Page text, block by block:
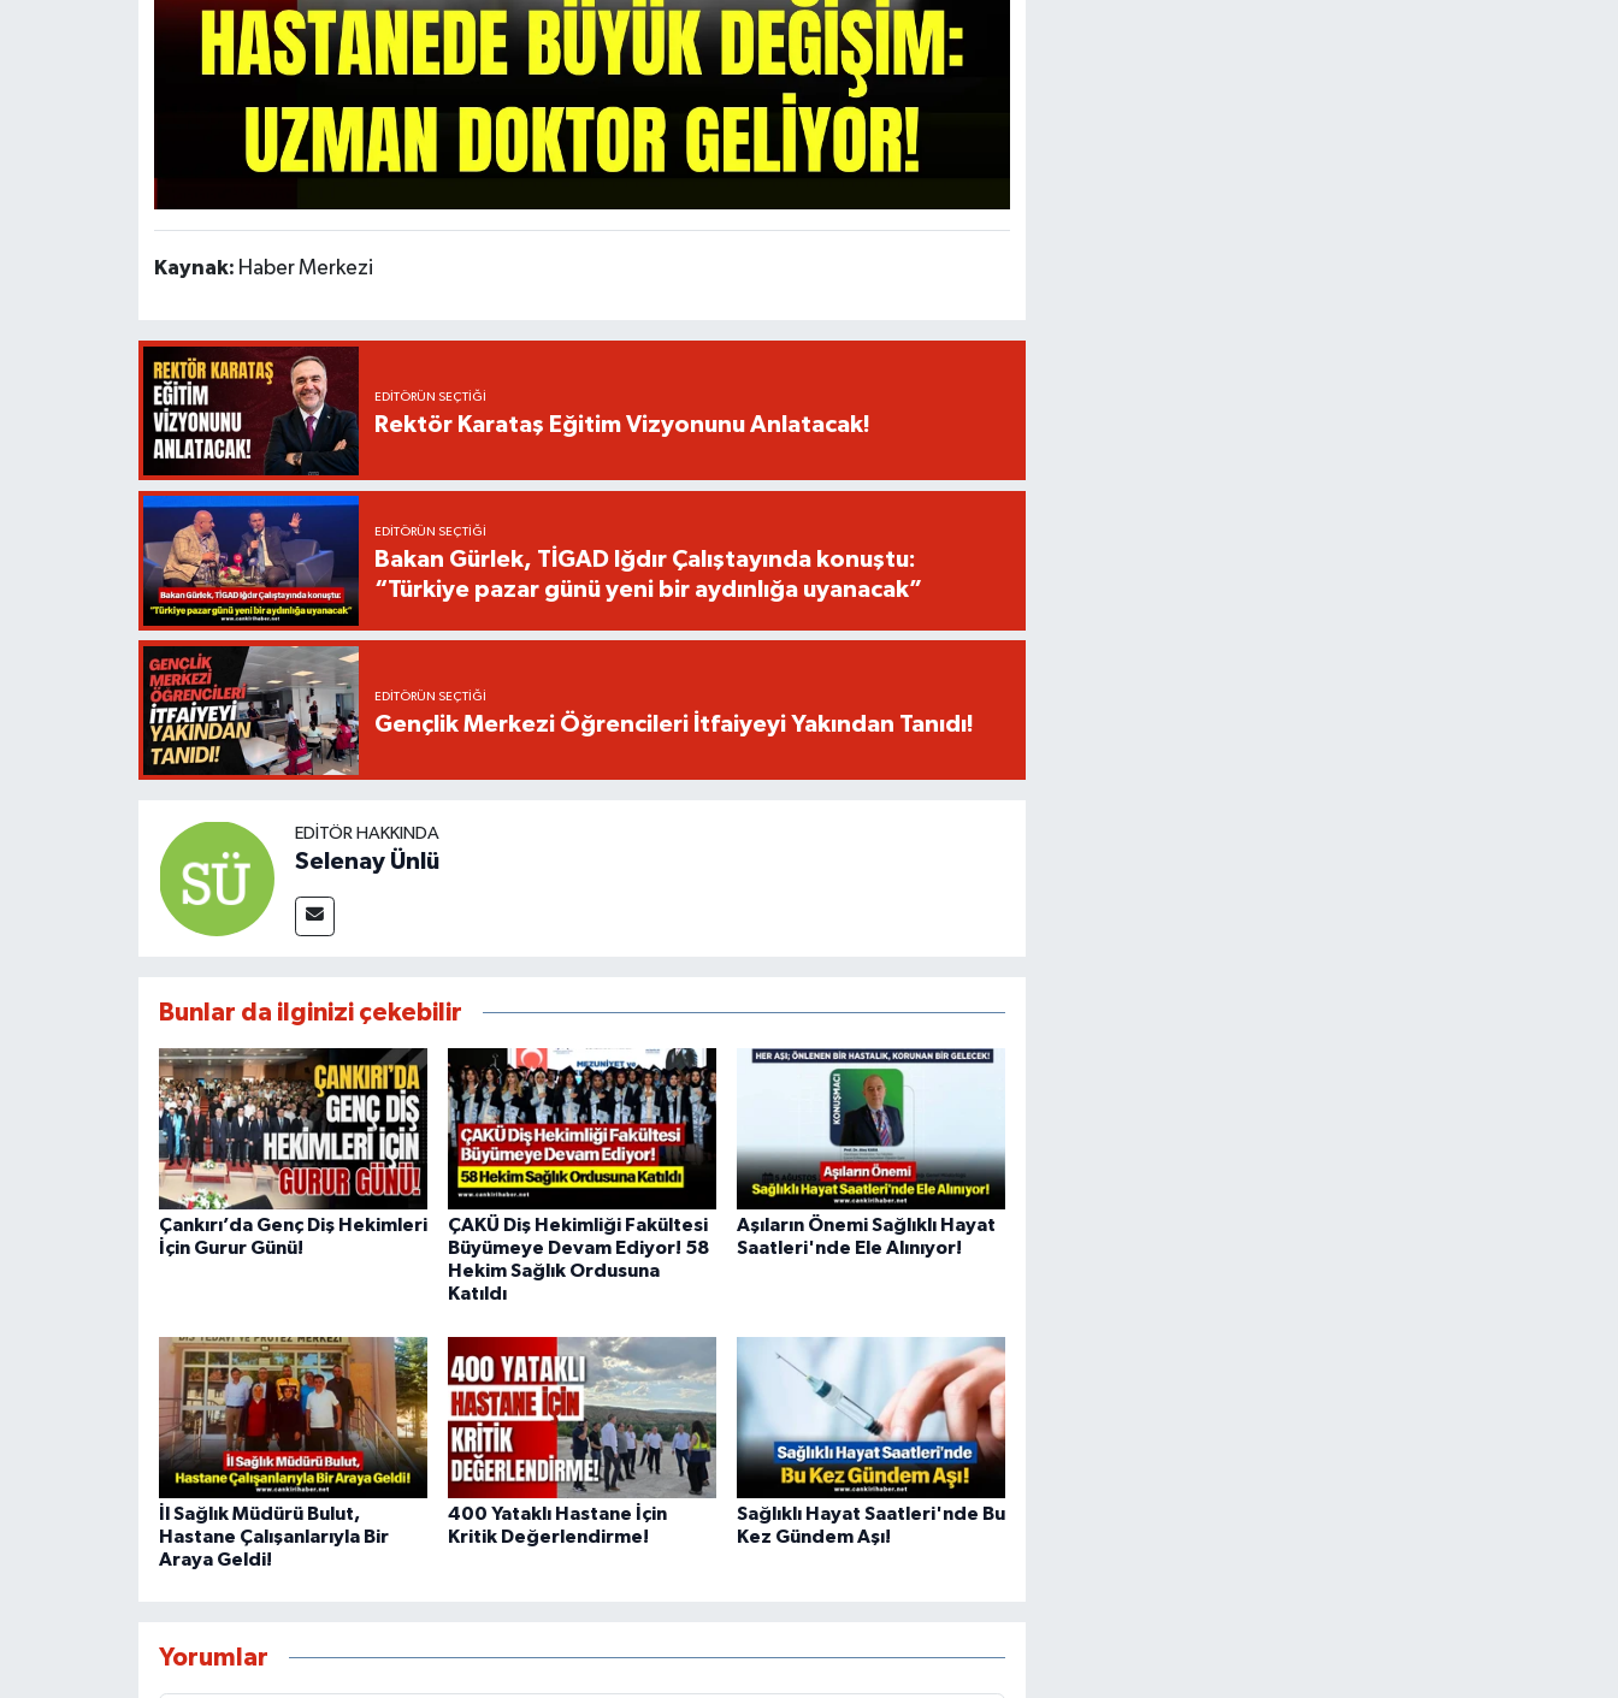
Kaynak: Haber Merkezi
EDITÖRÜN SEÇTIĞI
Rektör Karataş Eğitim Vizyonunu Anlatacak!
EDITÖRÜN SEÇTIĞI
Bakan Gürlek, TİGAD Iğdır Çalıştayında konuştu:
“Türkiye pazar günü yeni bir aydınlığa uyanacak”
EDITÖRÜN SEÇTIĞI
Gençlik Merkezi Öğrencileri İtfaiyeyi Yakından Tanıdı!
EDITÖR HAKKINDA
Selenay Ünlü
Bunlar da ilginizi çekebilir
Çankırı’da Genç Diş Hekimleri
İçin Gurur Günü!
ÇAKÜ Diş Hekimliği Fakültesi
Büyümeye Devam Ediyor! 58
Hekim Sağlık Ordusuna
Katıldı
Aşıların Önemi Sağlıklı Hayat
Saatleri'nde Ele Alınıyor!
İl Sağlık Müdürü Bulut,
Hastane Çalışanlarıyla Bir
Araya Geldi!
400 Yataklı Hastane İçin
Kritik Değerlendirme!
Sağlıklı Hayat Saatleri'nde Bu
Kez Gündem Aşı!
Yorumlar